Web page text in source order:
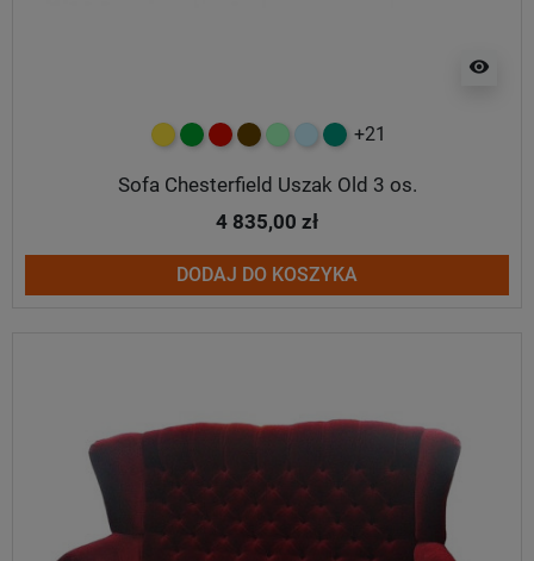
visibility
żółtyzielonyczerwony
czekoladowy
miętowybłękitny
turkusowy
+21
Sofa Chesterfield Uszak Old 3 os.
4 835,00 zł
DODAJ DO KOSZYKA